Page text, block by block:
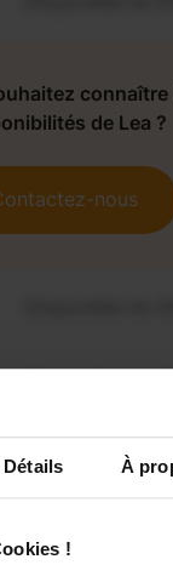
Détails À
!
Disponible de
Disponible de
connaître
de Lea ?
nous